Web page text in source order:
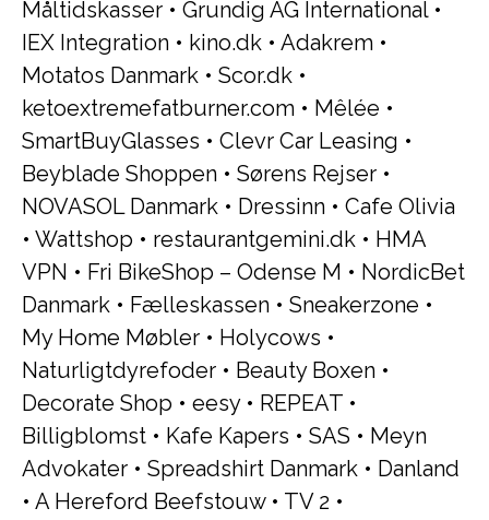
Måltidskasser • Grundig AG International•
IEX Integration • kino.dk • Adakrem •
Motatos Danmark • Scor.dk •
ketoextremefatburner.com • Mêlée •
SmartBuyGlasses • Clevr Car Leasing •
Beyblade Shoppen • Sørens Rejser •
NOVASOL Danmark • Dressinn • Cafe Olivia
• Wattshop • restaurantgemini.dk • HMA
VPN • Fri BikeShop – Odense M • NordicBet
Danmark • Fælleskassen • Sneakerzone •
My Home Møbler • Holycows •
Naturligtdyrefoder • Beauty Boxen •
Decorate Shop • eesy• REPEAT •
Billigblomst • Kafe Kapers • SAS • Meyn
Advokater • Spreadshirt Danmark • Danland
• A Hereford Beefstouw• TV 2 •